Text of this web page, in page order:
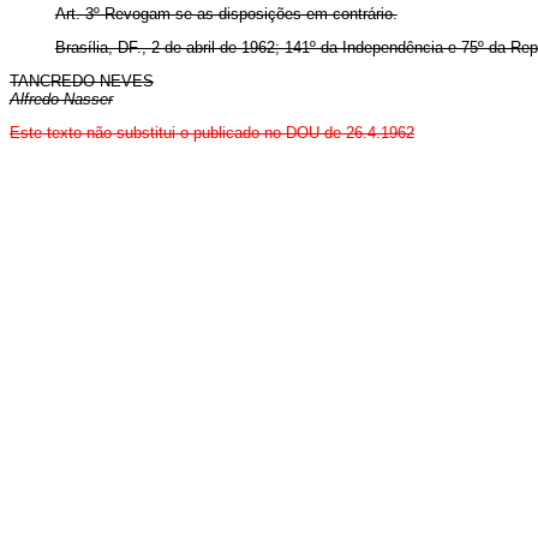
Art. 3º Revogam-se as disposições em contrário.
Brasília, DF., 2 de abril de 1962; 141º da Independência e 75º da
TANCREDO NEVES
Alfredo Nasser
Este texto não substitui o publicado no DOU de 26.4.1962